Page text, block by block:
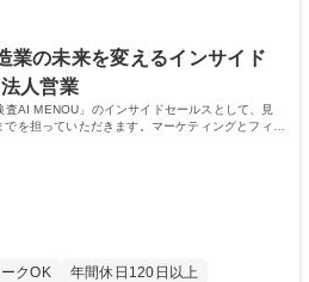
業医面談、休職・復職手続き等の労務サ
社内案内■その他、拠点運営に関わる管理
ープであり福利厚生は充実しているとと
大学 高専
業の未来を変えるインサイド
人営業
AI MENOU」のインサイドセールスとして、見
を担っていただきます。マーケティングとフィー
クOK
年間休日120日以上